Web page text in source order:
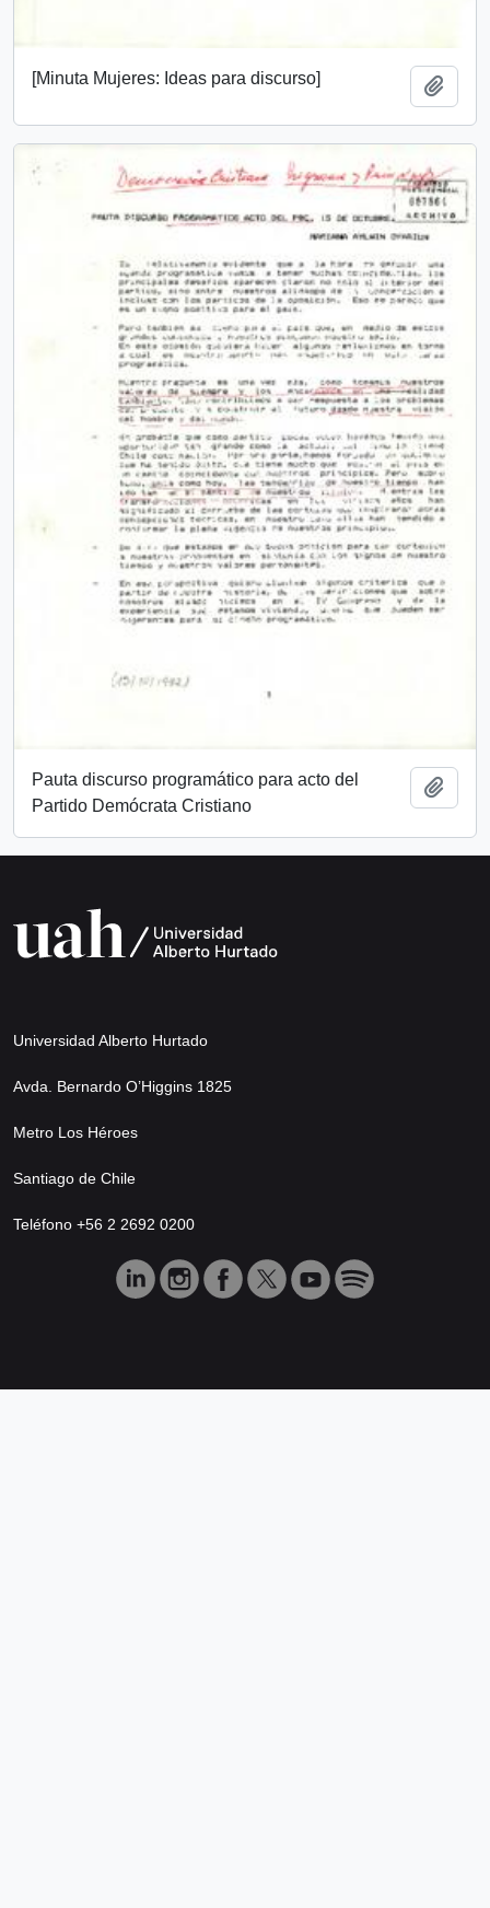
[Minuta Mujeres: Ideas para discurso]
Pauta discurso programático para acto del
Partido Demócrata Cristiano
Universidad Alberto Hurtado
Avda. Bernardo O’Higgins 1825
Metro Los Héroes
Santiago de Chile
Teléfono +56 2 2692 0200